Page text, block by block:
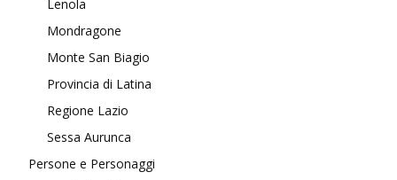
Lenola
Mondragone
Monte San Biagio
Provincia di Latina
Regione Lazio
Sessa Aurunca
Persone e Personaggi